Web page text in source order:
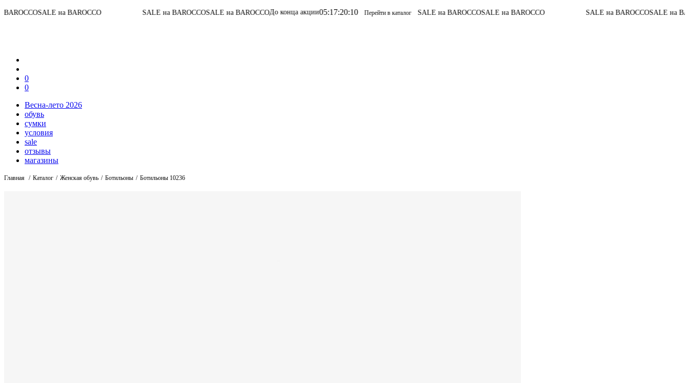
BAROCCO SALE на BAROCCOSALE на BAROCCOДо конца акции05:17:20:10 Перейти в каталог SALE на BAROCCOSALE на BAROCCO SALE на BAROCCOSALE на BAROCCOДо конца
0
0
Весна-лето 2026
обувь
сумки
условия
sale
отзывы
магазины
Главная Каталог Женская обувь Ботильоны Ботильоны 10236